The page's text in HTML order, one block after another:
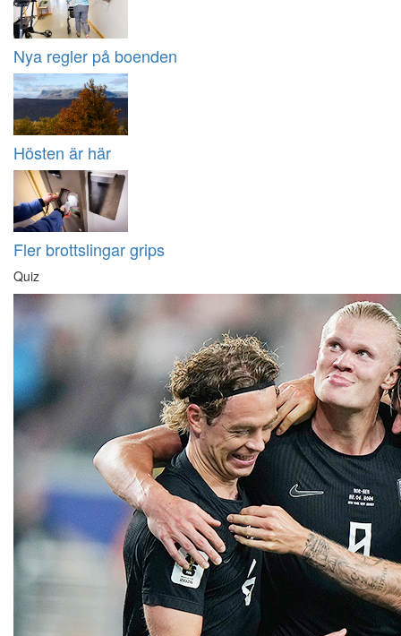
Nya regler på boenden
Hösten är här
Fler brottslingar grips
Quiz